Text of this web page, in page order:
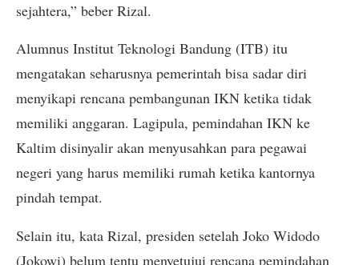
sejahtera,” beber Rizal.
Alumnus Institut Teknologi Bandung (ITB) itu
mengatakan seharusnya pemerintah bisa sadar diri
menyikapi rencana pembangunan IKN ketika tidak
memiliki anggaran. Lagipula, pemindahan IKN ke
Kaltim disinyalir akan menyusahkan para pegawai
negeri yang harus memiliki rumah ketika kantornya
pindah tempat.
Selain itu, kata Rizal, presiden setelah Joko Widodo
(Jokowi) belum tentu menyetujui rencana pemindahan